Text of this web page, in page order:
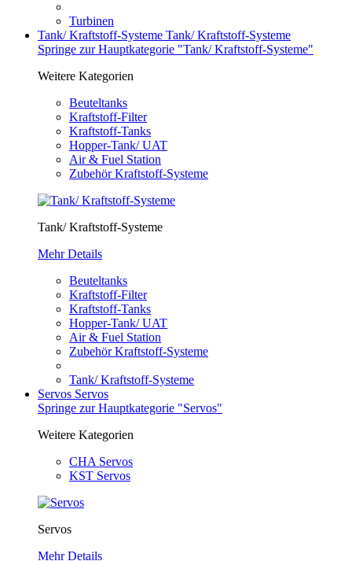
Turbinen
Tank/ Kraftstoff-Systeme Tank/ Kraftstoff-Systeme
Springe zur Hauptkategorie "Tank/ Kraftstoff-Systeme"
Weitere Kategorien
Beuteltanks
Kraftstoff-Filter
Kraftstoff-Tanks
Hopper-Tank/ UAT
Air & Fuel Station
Zubehör Kraftstoff-Systeme
Tank/ Kraftstoff-Systeme
Mehr Details
Beuteltanks
Kraftstoff-Filter
Kraftstoff-Tanks
Hopper-Tank/ UAT
Air & Fuel Station
Zubehör Kraftstoff-Systeme
Tank/ Kraftstoff-Systeme
Servos Servos
Springe zur Hauptkategorie "Servos"
Weitere Kategorien
CHA Servos
KST Servos
Servos
Mehr Details